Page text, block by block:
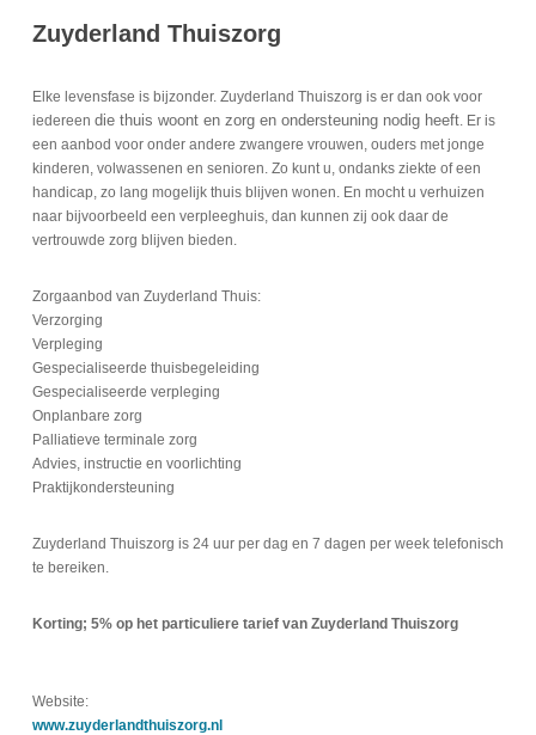
Zuyderland Thuiszorg
Elke levensfase is bijzonder. Zuyderland Thuiszorg is er dan ook voor
iedereen die thuis woont en zorg en ondersteuning nodig heeft. Er is
een aanbod voor onder andere zwangere vrouwen, ouders met jonge
kinderen, volwassenen en senioren. Zo kunt u, ondanks ziekte of een
handicap, zo lang mogelijk thuis blijven wonen. En mocht u verhuizen
naar bijvoorbeeld een verpleeghuis, dan kunnen zij ook daar de
vertrouwde zorg blijven bieden.
Zorgaanbod van Zuyderland Thuis:
Verzorging
Verpleging
Gespecialiseerde thuisbegeleiding
Gespecialiseerde verpleging
Onplanbare zorg
Palliatieve terminale zorg
Advies, instructie en voorlichting
Praktijkondersteuning
Zuyderland Thuiszorg is 24 uur per dag en 7 dagen per week telefonisch
te bereiken.
Korting; 5% op het particuliere tarief van Zuyderland Thuiszorg
Website:
www.zuyderlandthuiszorg.nl